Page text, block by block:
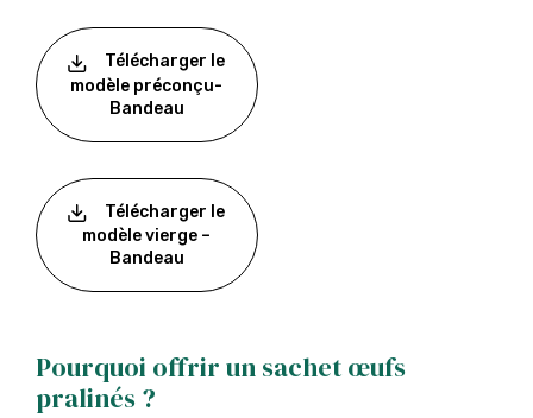
Télécharger le
modèle préconçu-
Bandeau
Télécharger le
modèle vierge –
Bandeau
Pourquoi offrir un sachet œufs
pralinés ?